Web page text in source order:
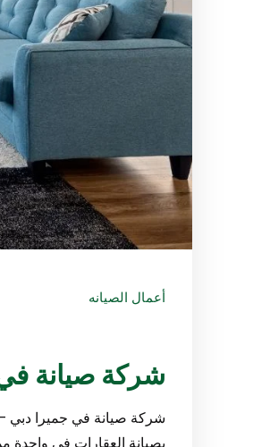
أعمال الصيانه
شركة صيانة في جميرا
شركة صيانة في جميرا دبي –
بصيانة العقارات في واحدة